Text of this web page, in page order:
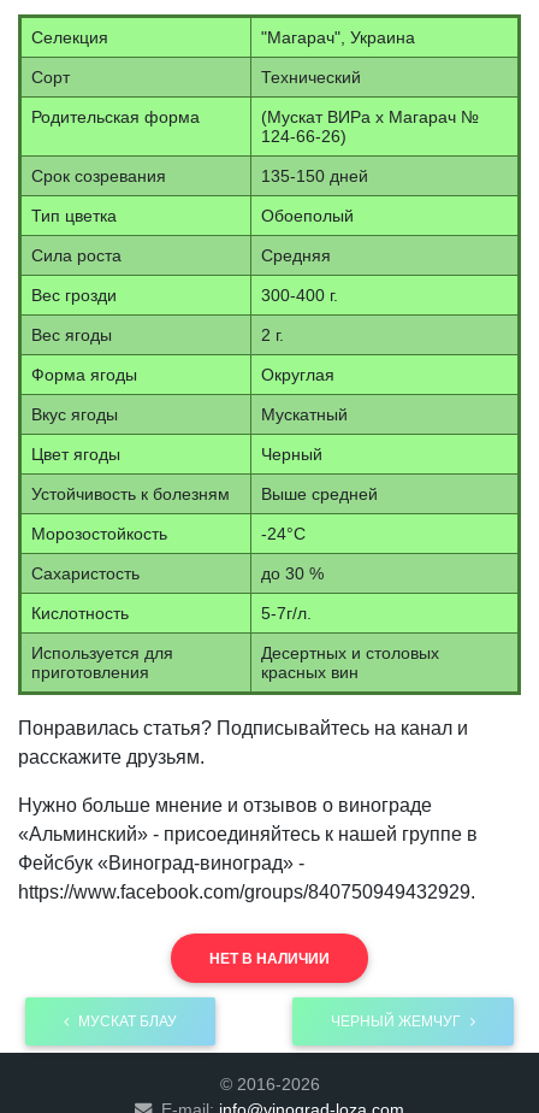
Селекция "Магарач", Украина
Сорт Технический
Родительская форма
(Мускат ВИРа х Магарач №
124-66-26)
Срок созревания 135-150 дней
Тип цветка Обоеполый
Сила роста Средняя
Вес грозди 300-400 г.
Вес ягоды 2 г.
Форма ягоды Округлая
Вкус ягоды Мускатный
Цвет ягоды Черный
Устойчивость к болезням Выше средней
Морозостойкость -24°С
Сахаристость до 30 %
Кислотность 5-7г/л.
Используется для
приготовления
Десертных и столовых
красных вин
Понравилась статья? Подписывайтесь на канал и
расскажите друзьям.
Нужно больше мнение и отзывов о винограде
«Альминский» - присоединяйтесь к нашей группе в
Фейсбук «Виноград-виноград» -
https://www.facebook.com/groups/840750949432929.
НЕТ В НАЛИЧИИ
МУСКАТ БЛАУ ЧЕРНЫЙ ЖЕМЧУГ
© 2016-2026